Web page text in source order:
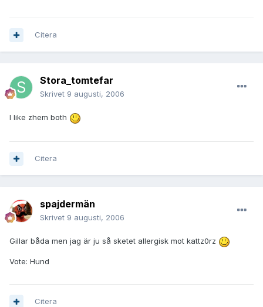
Citera
Stora_tomtefar
Skrivet 9 augusti, 2006
I like zhem both
Citera
spajdermän
Skrivet 9 augusti, 2006
Gillar båda men jag är ju så sketet allergisk mot kattz0rz
Vote: Hund
Citera